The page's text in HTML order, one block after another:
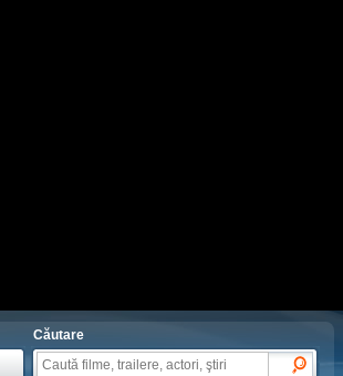
Căutare